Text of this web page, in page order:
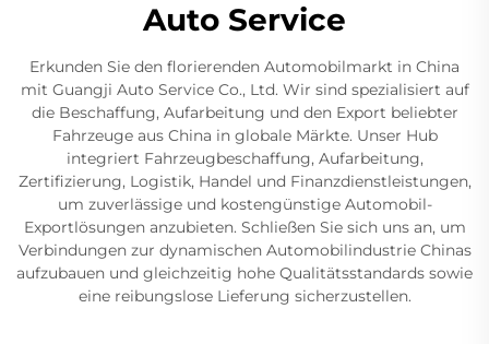
Auto Service
Erkunden Sie den florierenden Automobilmarkt in China
mit Guangji Auto Service Co., Ltd. Wir sind spezialisiert auf
die Beschaffung, Aufarbeitung und den Export beliebter
Fahrzeuge aus China in globale Märkte. Unser Hub
integriert Fahrzeugbeschaffung, Aufarbeitung,
Zertifizierung, Logistik, Handel und Finanzdienstleistungen,
um zuverlässige und kostengünstige Automobil-
Exportlösungen anzubieten. Schließen Sie sich uns an, um
Verbindungen zur dynamischen Automobilindustrie Chinas
aufzubauen und gleichzeitig hohe Qualitätsstandards sowie
eine reibungslose Lieferung sicherzustellen.